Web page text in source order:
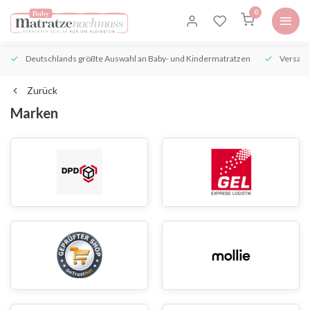
0
Deutschlands größte Auswahl an Baby- und Kindermatratzen
Zurück
Marken